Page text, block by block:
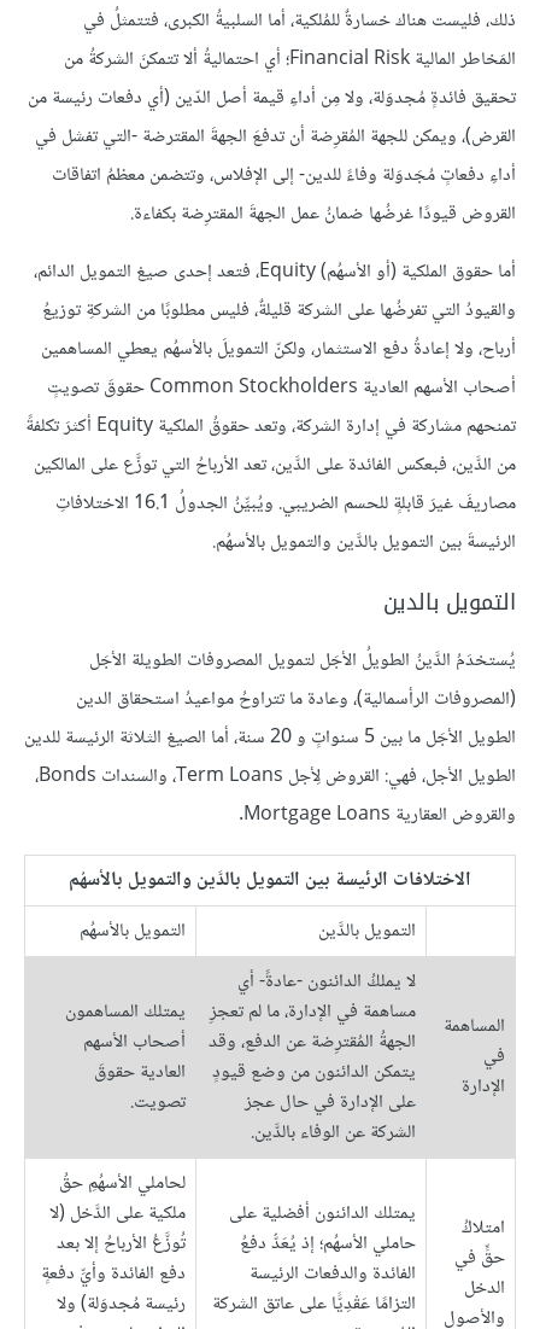
ذلك، فليست هناك خسارةٌ للمُلكية، أما السلبيةُ الكبرى، فتتمثلُ في
المَخاطر المالية Financial Risk؛ أي احتماليةُ ألا تتمكنَ الشركةُ من
تحقيق فائدةٍ مُجدوَلة، ولا مِن أداءِ قيمة أصل الدّين (أي دفعات رئيسة من
القرض)، ويمكن للجهة المُقرِضة أن تدفعَ الجهةَ المقترضة -التي تفشل في
أداءِ دفعاتٍ مُجَدوَلة وفاءً للدين- إلى الإفلاس، وتتضمن معظمُ اتفاقات
القروض قيودًا غرضُها ضمانُ عمل الجهةَ المقترِضة بكفاءة.
أما حقوق الملكية (أو الأسهُم) Equity، فتعد إحدى صيغ التمويل الدائم،
والقيودُ التي تفرضُها على الشركة قليلةٌ، فليس مطلوبًا من الشركةِ توزيعُ
أرباح، ولا إعادةُ دفع الاستثمار، ولكنّ التمويلَ بالأسهُم يعطي المساهمين
أصحاب الأسهم العادية Common Stockholders حقوقَ تصويتٍ
تمنحهم مشاركة في إدارة الشركة، وتعد حقوقُ الملكية Equity أكثرَ تكلفةً
من الدَّين، فبعكس الفائدة على الدَّين، تعد الأرباحُ التي توزَّع على المالكين
مصاريفَ غيرَ قابلةٍ للحسم الضريبي. ويُبيِّنُ الجدولُ 16.1 الاختلافاتِ
الرئيسةَ بين التمويل بالدَّين والتمويل بالأسهُم.
التمويل بالدين
يُستخدَمُ الدَّينُ الطويلُ الأجَل لتمويل المصروفات الطويلة الأجَل
(المصروفات الرأسمالية)، وعادة ما تتراوحُ مواعيدُ استحقاق الدين
الطويل الأجَل ما بين 5 سنواتٍ و 20 سنة، أما الصيغ الثلاثة الرئيسة للدين
الطويل الأجل، فهي: القروض لِأجل Term Loans، والسندات Bonds،
والقروض العقارية Mortgage Loans.
الاختلافات الرئيسة بين التمويل بالدَّين والتمويل بالأسهُم
التمويل بالدَّين
التمويل بالأسهُم
المساهمة
في
الإدارة
لا يملكُ الدائنون -عادةً- أي
مساهمة في الإدارة، ما لم تعجزِ
الجهةُ المُقترِضة عن الدفع، وقد
يتمكن الدائنون من وضع قيودٍ
على الإدارة في حال عجز
الشركة عن الوفاء بالدَّين.
يمتلك المساهمون
أصحاب الأسهم
العادية حقوقَ
تصويت.
امتلاكُ
حقٍّ في
الدخل
والأصول
يمتلك الدائنون أفضلية على
حاملي الأسهُم؛ إذ يُعَدُّ دفعُ
الفائدة والدفعات الرئيسة
التزامًا عَقْدِيًّا على عاتق الشركة
لحاملي الأسهُمِ حقُ
ملكية على الدَّخل (لا
تُوزَّعُ الأرباحُ إلا بعد
دفع الفائدة وأيِّ دفعةٍ
رئيسة مُجدوَلة) ولا